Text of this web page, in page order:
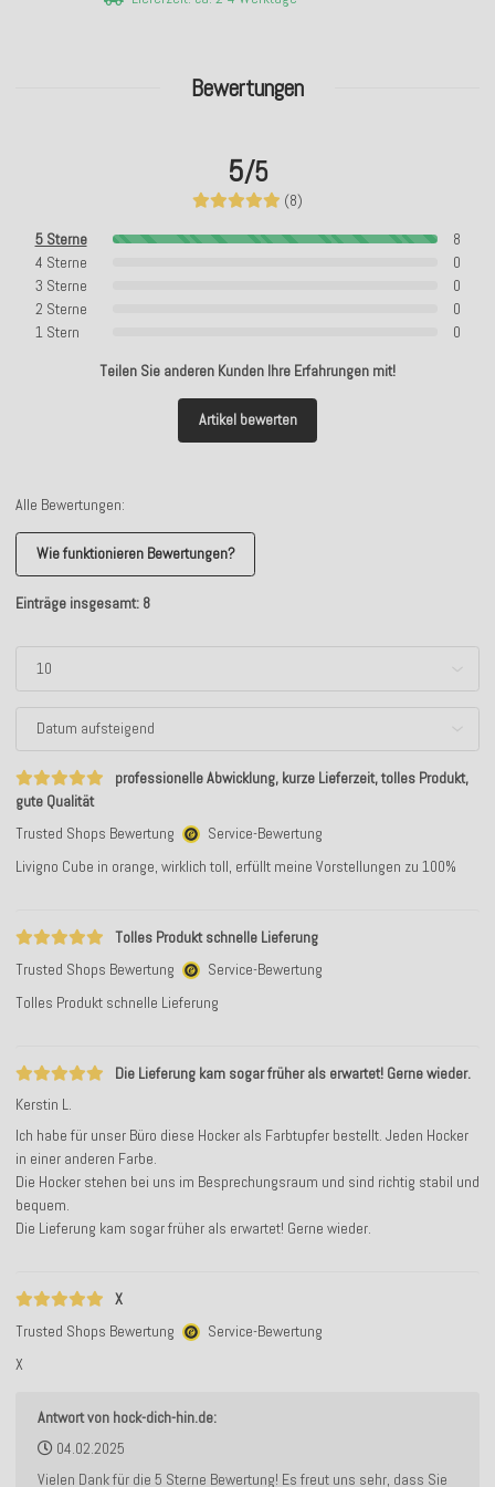
Bewertungen
5/5
(8)
5 Sterne
8
4 Sterne
0
3 Sterne
0
2 Sterne
0
1 Stern
0
Teilen Sie anderen Kunden Ihre Erfahrungen mit!
Artikel bewerten
Alle Bewertungen:
Wie funktionieren Bewertungen?
Einträge insgesamt: 8
professionelle Abwicklung, kurze Lieferzeit, tolles Produkt,
gute Qualität
Trusted Shops Bewertung
Service-Bewertung
Livigno Cube in orange, wirklich toll, erfüllt meine Vorstellungen zu 100%
Tolles Produkt schnelle Lieferung
Trusted Shops Bewertung
Service-Bewertung
Tolles Produkt schnelle Lieferung
Die Lieferung kam sogar früher als erwartet! Gerne wieder.
Kerstin L.
Ich habe für unser Büro diese Hocker als Farbtupfer bestellt. Jeden Hocker
in einer anderen Farbe.
Die Hocker stehen bei uns im Besprechungsraum und sind richtig stabil und
bequem.
Die Lieferung kam sogar früher als erwartet! Gerne wieder.
X
Trusted Shops Bewertung
Service-Bewertung
X
Antwort von hock-dich-hin.de:
04.02.2025
Vielen Dank für die 5 Sterne Bewertung! Es freut uns sehr, dass Sie